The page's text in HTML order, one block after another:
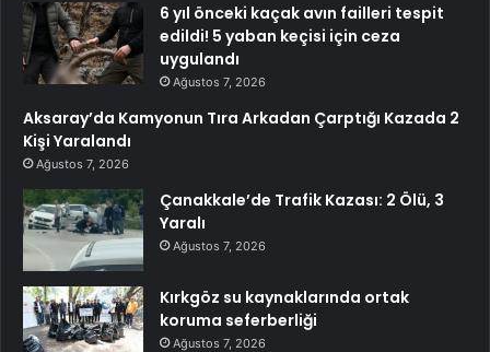
6 yıl önceki kaçak avın failleri tespit
edildi! 5 yaban keçisi için ceza
uygulandı
Ağustos 7, 2026
Aksaray’da Kamyonun Tıra Arkadan Çarptığı Kazada 2
Kişi Yaralandı
Ağustos 7, 2026
Çanakkale’de Trafik Kazası: 2 Ölü, 3
Yaralı
Ağustos 7, 2026
Kırkgöz su kaynaklarında ortak
koruma seferberliği
Ağustos 7, 2026